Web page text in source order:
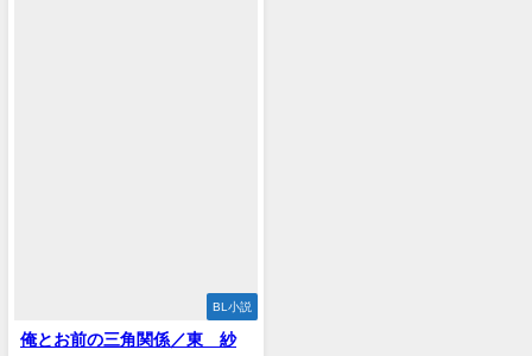
BL小説
俺とお前の三角関係／東 紗